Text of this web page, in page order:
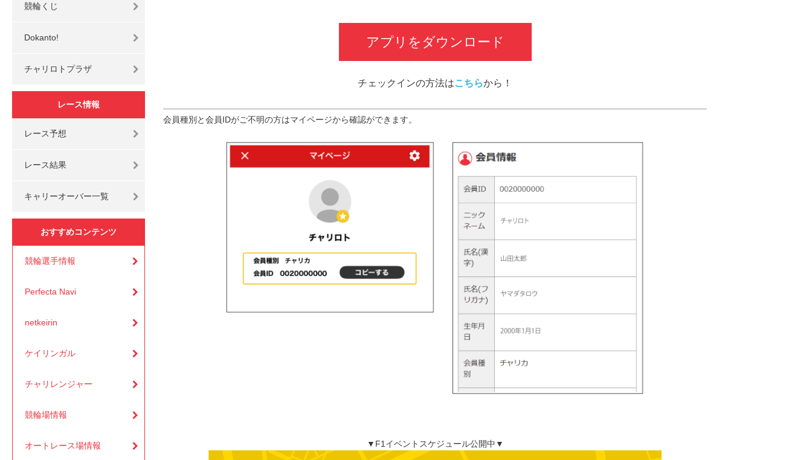
競輪くじ
Dokanto!
チャリロトプラザ
レース情報
レース予想
レース結果
キャリーオーバー一覧
おすすめコンテンツ
競輪選手情報
Perfecta Navi
netkeirin
ケイリンガル
チャリレンジャー
競輪場情報
オートレース場情報
アプリをダウンロード
チェックインの方法はこちらから！
会員種別と会員IDがご不明の方はマイページから確認ができます。
▼F1イベントスケジュール公開中▼